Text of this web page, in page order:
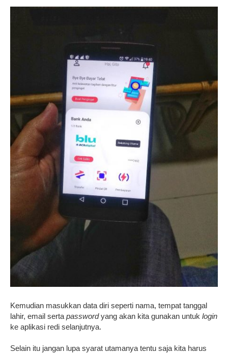
Kemudian masukkan data diri seperti nama, tempat tanggal
lahir, email serta passwordyang akan kita gunakan untuk login
ke aplikasi redi selanjutnya.
Selain itu jangan lupa syarat utamanya tentu saja kita harus